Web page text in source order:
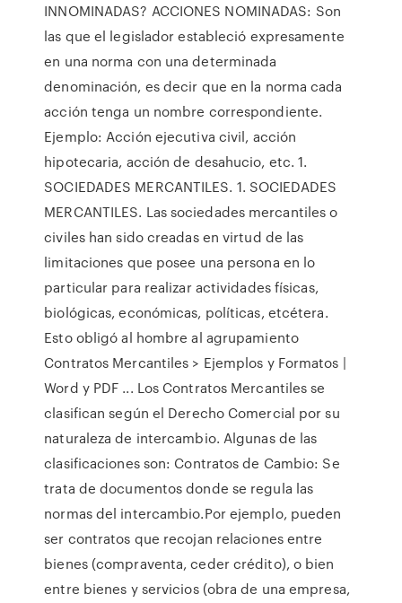
INNOMINADAS? ACCIONES NOMINADAS: Son
las que el legislador estableció expresamente
en una norma con una determinada
denominación, es decir que en la norma cada
acción tenga un nombre correspondiente.
Ejemplo: Acción ejecutiva civil, acción
hipotecaria, acción de desahucio, etc. 1.
SOCIEDADES MERCANTILES. 1. SOCIEDADES
MERCANTILES. Las sociedades mercantiles o
civiles han sido creadas en virtud de las
limitaciones que posee una persona en lo
particular para realizar actividades físicas,
biológicas, económicas, políticas, etcétera.
Esto obligó al hombre al agrupamiento
Contratos Mercantiles > Ejemplos y Formatos |
Word y PDF ... Los Contratos Mercantiles se
clasifican según el Derecho Comercial por su
naturaleza de intercambio. Algunas de las
clasificaciones son: Contratos de Cambio: Se
trata de documentos donde se regula las
normas del intercambio.Por ejemplo, pueden
ser contratos que recojan relaciones entre
bienes (compraventa, ceder crédito), o bien
entre bienes y servicios (obra de una empresa,